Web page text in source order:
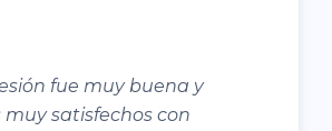
fue muy buena y
satisfechos con